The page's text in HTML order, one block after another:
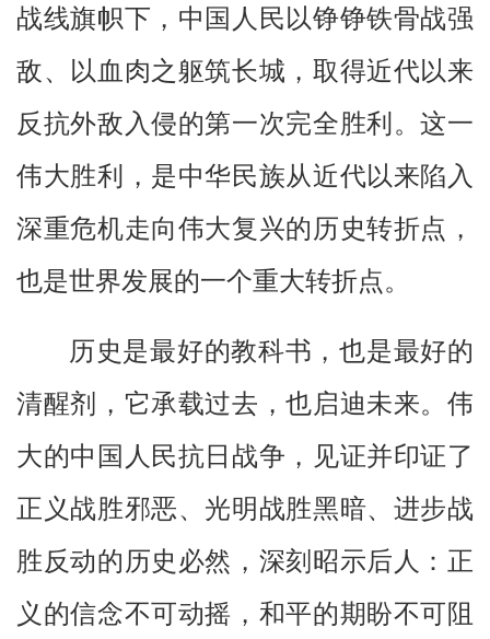
战线旗帜下，中国人民以铮铮铁骨战强
敌、以血肉之躯筑长城，取得近代以来
反抗外敌入侵的第一次完全胜利。这一
伟大胜利，是中华民族从近代以来陷入
深重危机走向伟大复兴的历史转折点，
也是世界发展的一个重大转折点。
历史是最好的教科书，也是最好的
清醒剂，它承载过去，也启迪未来。伟
大的中国人民抗日战争，见证并印证了
正义战胜邪恶、光明战胜黑暗、进步战
胜反动的历史必然，深刻昭示后人：正
义的信念不可动摇，和平的期盼不可阻